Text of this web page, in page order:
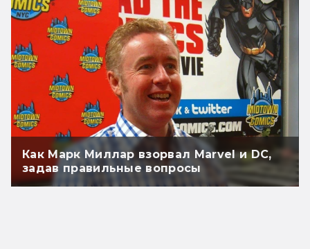
Как Марк Миллар взорвал Marvel и DC,
задав правильные вопросы